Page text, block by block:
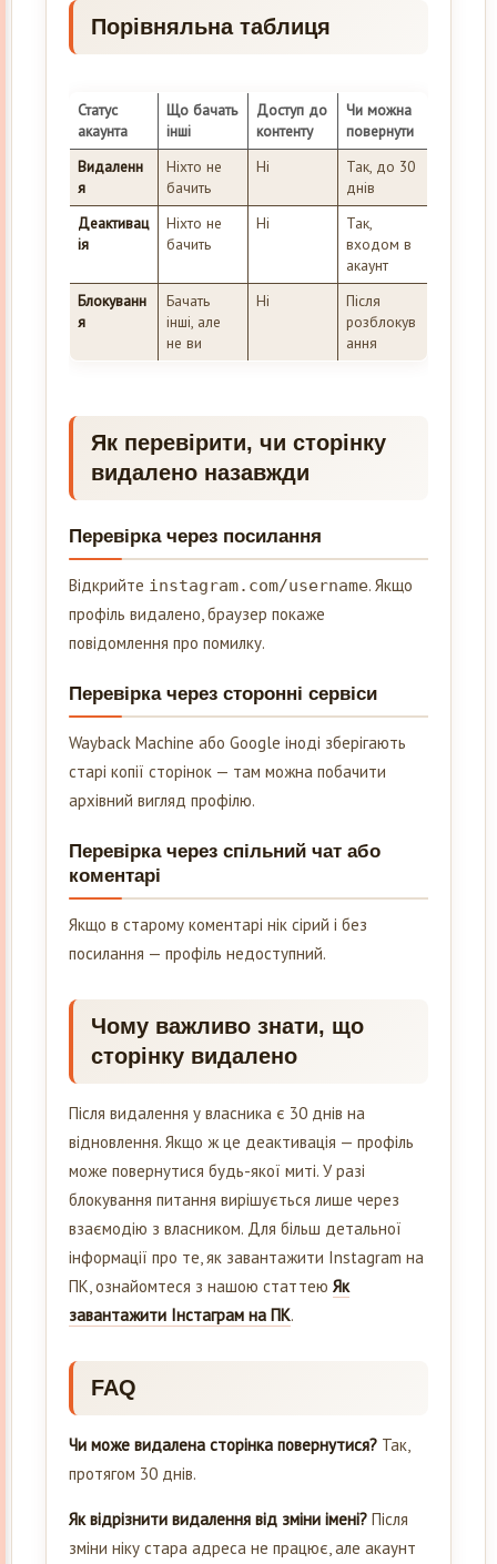
Порівняльна таблиця
Статус
акаунта
Що бачать
інші
Доступ до
контенту
Чи можна
повернути
Видаленн
я
Ніхто не
бачить
Ні
Так, до 30
днів
Деактивац
ія
Ніхто не
бачить
Ні
Так,
входом в
акаунт
Блокуванн
я
Бачать
інші, але
не ви
Ні
Після
розблокув
ання
Як перевірити, чи сторінку
видалено назавжди
Перевірка через посилання
Відкрийте instagram.com/username. Якщо
профіль видалено, браузер покаже
повідомлення про помилку.
Перевірка через сторонні сервіси
Wayback Machine або Google іноді зберігають
старі копії сторінок — там можна побачити
архівний вигляд профілю.
Перевірка через спільний чат або
коментарі
Якщо в старому коментарі нік сірий і без
посилання — профіль недоступний.
Чому важливо знати, що
сторінку видалено
Після видалення у власника є 30 днів на
відновлення. Якщо ж це деактивація — профіль
може повернутися будь-якої миті. У разі
блокування питання вирішується лише через
взаємодію з власником. Для більш детальної
інформації про те, як завантажити Instagram на
ПК, ознайомтеся з нашою статтею Як
завантажити Інстаграм на ПК.
FAQ
Чи може видалена сторінка повернутися? Так,
протягом 30 днів.
Як відрізнити видалення від зміни імені? Після
зміни ніку стара адреса не працює, але акаунт